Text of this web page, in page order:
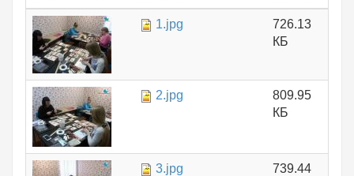
1.jpg
726.13
КБ
2.jpg
809.95
КБ
3.jpg
739.44